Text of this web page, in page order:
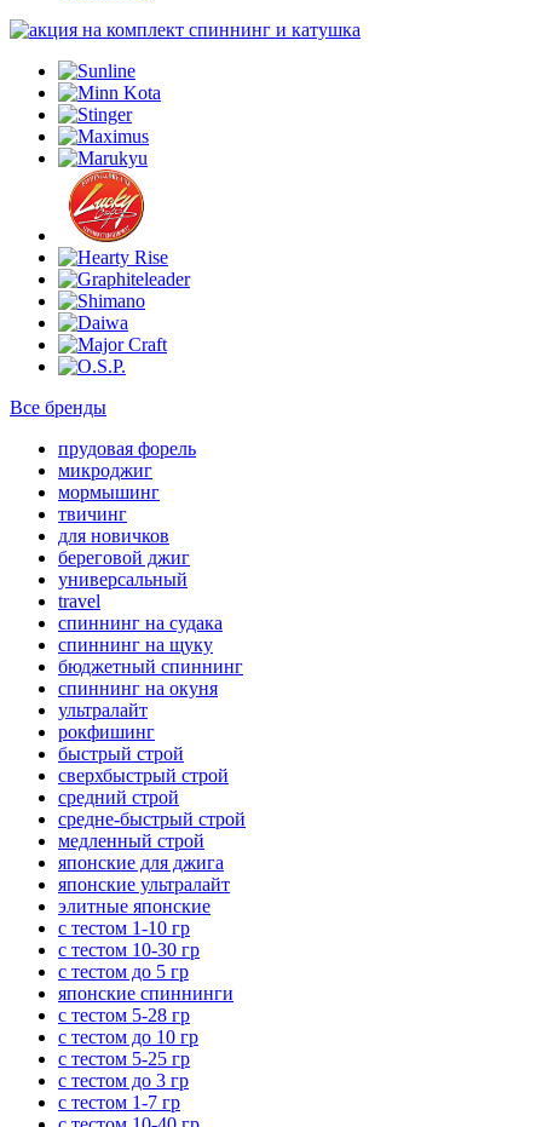
Все бренды
прудовая форель
микроджиг
мормышинг
твичинг
для новичков
береговой джиг
универсальный
travel
спиннинг на судака
спиннинг на щуку
бюджетный спиннинг
спиннинг на окуня
ультралайт
рокфишинг
быстрый строй
сверхбыстрый строй
средний строй
средне-быстрый строй
медленный строй
японские для джига
японские ультралайт
элитные японские
с тестом 1-10 гр
с тестом 10-30 гр
с тестом до 5 гр
японские спиннинги
с тестом 5-28 гр
с тестом до 10 гр
с тестом 5-25 гр
с тестом до 3 гр
с тестом 1-7 гр